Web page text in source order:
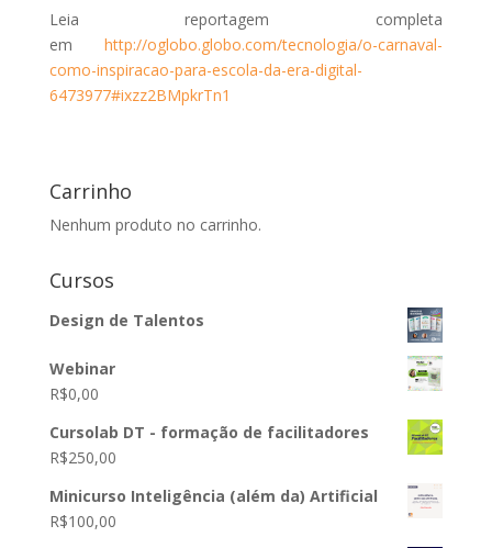
Leia reportagem completa
emhttp://oglobo.globo.com/tecnologia/o-carnaval-
como-inspiracao-para-escola-da-era-digital-
6473977#ixzz2BMpkrTn1
Carrinho
Nenhum produto no carrinho.
Cursos
Design de Talentos
Webinar
R$0,00
Cursolab DT - formação de facilitadores
R$250,00
Minicurso Inteligência (além da) Artificial
R$100,00